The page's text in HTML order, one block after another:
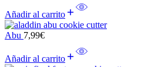
Añadir al carrito
Abu 7,99€
Añadir al carrito